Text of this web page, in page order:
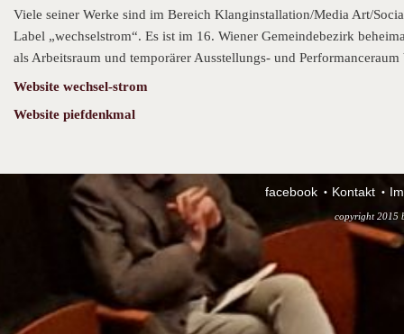
Viele seiner Werke sind im Bereich Klanginstallation/Media Art/
Label „wechselstrom“. Es ist im 16. Wiener Gemeindebezirk
als Arbeitsraum und temporärer Ausstellungs- und
Website wechsel-strom
Website piefdenkmal
facebook Kontakt
copyright 2015